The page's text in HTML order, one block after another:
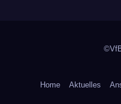
Home Aktuelles